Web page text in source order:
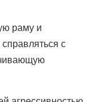
раму и
с